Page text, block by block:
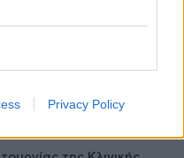
Privacy Policy
Παίδων “Αγία Σοφία”